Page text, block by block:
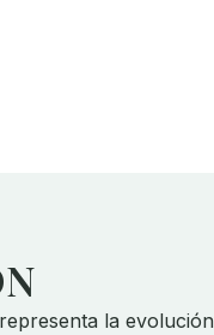
representa la